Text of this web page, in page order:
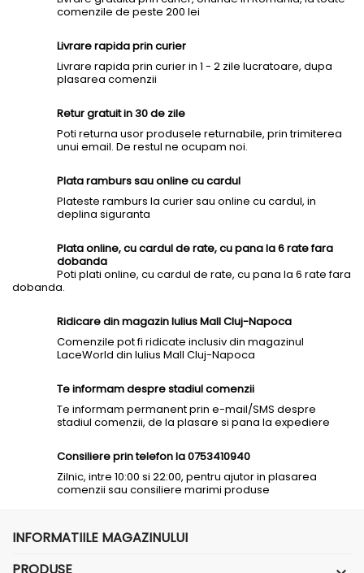
comenzile de peste 200 lei
Livrare rapida prin curier
Livrare rapida prin curier in 1 - 2 zile lucratoare, dupa
plasarea comenzii
Retur gratuit in 30 de zile
Poti returna usor produsele returnabile, prin trimiterea
unui email. De restul ne ocupam noi.
Plata ramburs sau online cu cardul
Plateste ramburs la curier sau online cu cardul, in
deplina siguranta
Plata online, cu cardul de rate, cu pana la 6 rate fara
dobanda
Poti plati online, cu cardul de rate, cu pana la 6 rate fara
dobanda.
Ridicare din magazin Iulius Mall Cluj-Napoca
Comenzile pot fi ridicate inclusiv din magazinul
LaceWorld din Iulius Mall Cluj-Napoca
Te informam despre stadiul comenzii
Te informam permanent prin e-mail/SMS despre
stadiul comenzii, de la plasare si pana la expediere
Consiliere prin telefon la 0753410940
Zilnic, intre 10:00 si 22:00, pentru ajutor in plasarea
comenzii sau consiliere marimi produse
INFORMATIILE MAGAZINULUI